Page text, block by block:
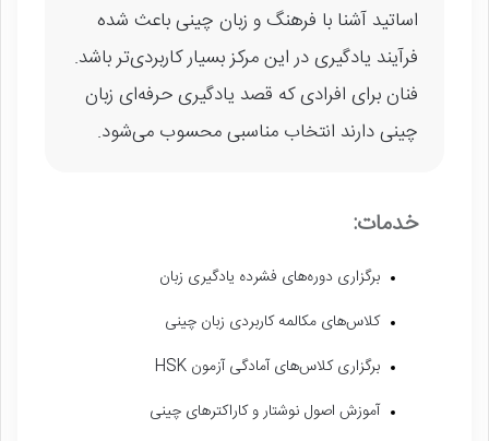
اساتید آشنا با فرهنگ و زبان چینی باعث شده
فرآیند یادگیری در این مرکز بسیار کاربردی‌تر باشد.
فنان برای افرادی که قصد یادگیری حرفه‌ای زبان
چینی دارند انتخاب مناسبی محسوب می‌شود.
خدمات:
برگزاری دوره‌های فشرده یادگیری زبان
کلاس‌های مکالمه کاربردی زبان چینی
برگزاری کلاس‌های آمادگی آزمون HSK
آموزش اصول نوشتار و کاراکترهای چینی